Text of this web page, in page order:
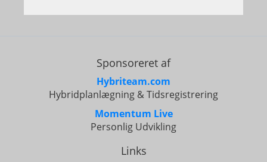
Sponsoreret af
Hybriteam.com
Hybridplanlægning & Tidsregistrering
Momentum Live
Personlig Udvikling
Links